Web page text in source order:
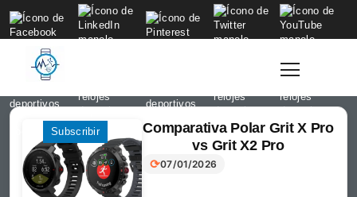
to
content
Subscribir
Comparativa Polar Grit X Pro
vs Grit X2 Pro
⟳07/01/2026